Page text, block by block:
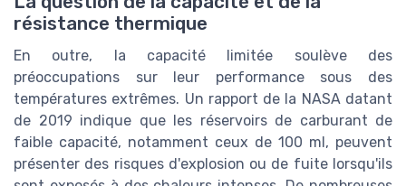
résistance thermique
En outre, la capacité limitée soulève des
préoccupations sur leur performance sous des
températures extrêmes. Un rapport de la NASA datant
de 2019 indique que les réservoirs de carburant de
faible capacité, notamment ceux de 100 ml, peuvent
présenter des risques d'explosion ou de fuite lorsqu'ils